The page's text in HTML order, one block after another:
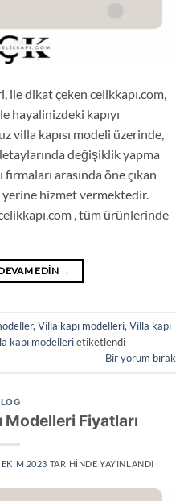
ile dikat çeken celikkapı.com,
hayalinizdeki kapıyı
villa kapısı modeli üzerinde,
değişiklik yapma
arasında öne çıkan
yerine hizmet vermektedir.
, tüm ürünlerinde
EDIN →
, Villa kapı modelleri, Villa kapı
kapı modellerietiketlendi
Bir yorum bırak
Modelleri Fiyatları
EKIM 2023 TARIHINDE YAYINLANDI